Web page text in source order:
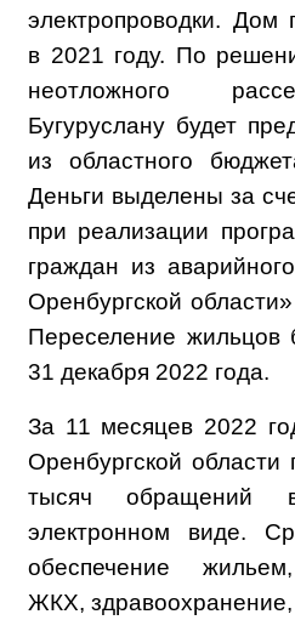
электропроводки. Дом
в 2021 году. По
неотложного
Бугуруслану будет
из областного
Деньги выделены за
при реализации
граждан из
Оренбургской
Переселение жильцов
31 декабря 2022 года.
За 11 месяцев 2022
Оренбургской области
тысяч обращений
электронном виде.
обеспечение
ЖКХ,